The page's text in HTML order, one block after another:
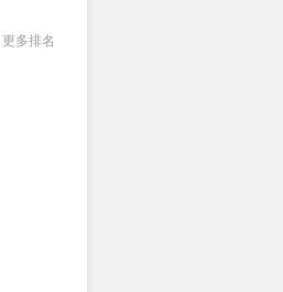
更多排名